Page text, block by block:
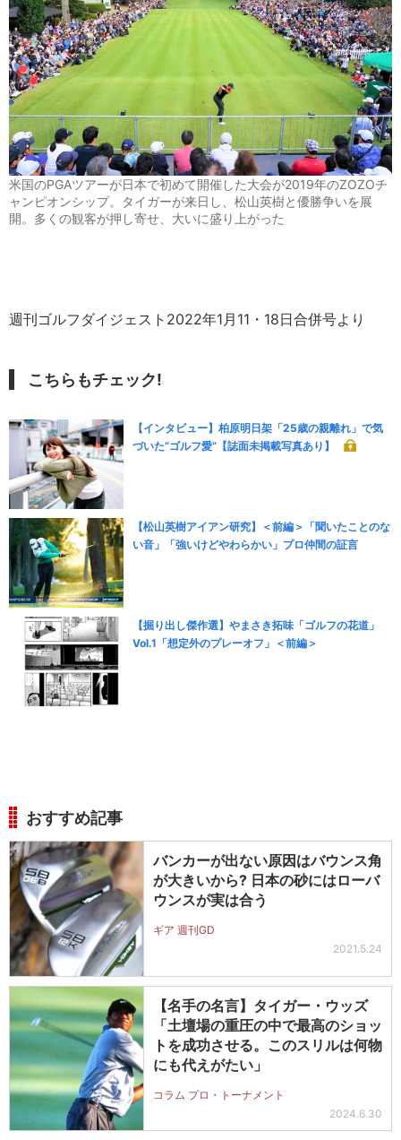
米国のPGAツアーが日本で初めて開催した大会が2019年のZOZOチ
ャンピオンシップ。タイガーが来日し、松山英樹と優勝争いを展
開。多くの観客が押し寄せ、大いに盛り上がった
週刊ゴルフダイジェスト2022年1月11・18日合併号より
こちらもチェック!
【インタビュー】柏原明日架「25歳の親離れ」で気
づいた“ゴルフ愛”【誌面未掲載写真あり】
【松山英樹アイアン研究】＜前編＞「聞いたことのな
い音」「強いけどやわらかい」プロ仲間の証言
【掘り出し傑作選】やまさき拓味「ゴルフの花道」
Vol.1「想定外のプレーオフ」＜前編＞
おすすめ記事
バンカーが出ない原因はバウンス角
が大きいから? 日本の砂にはローバ
ウンスが実は合う
ギア 週刊GD
2021.5.24
【名手の名言】タイガー・ウッズ
「土壇場の重圧の中で最高のショッ
トを成功させる。このスリルは何物
にも代えがたい」
コラム プロ・トーナメント
2024.6.30